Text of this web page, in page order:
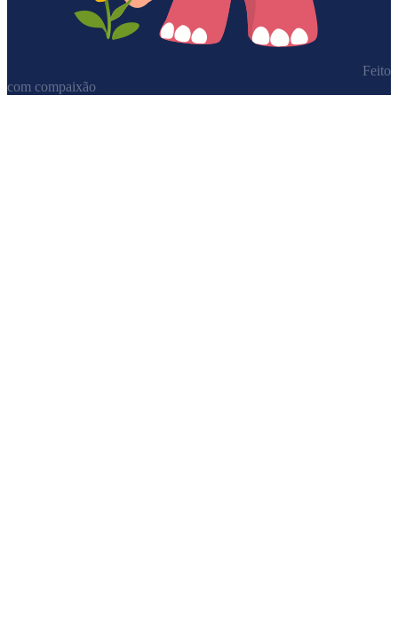
Feito
com compaixão